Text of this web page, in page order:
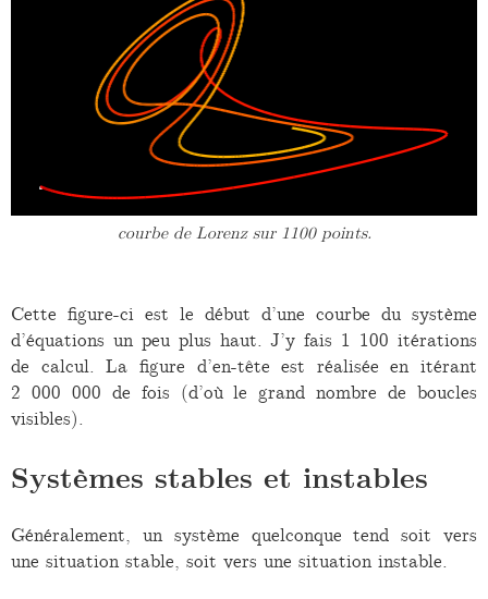
courbe de Lorenz sur 1100 points.
Cette figure-ci est le début d’une courbe du système
d’équations un peu plus haut. J’y fais 1 100 itérations
de calcul. La figure d’en-tête est réalisée en itérant
2 000 000 de fois (d’où le grand nombre de boucles
visibles).
Systèmes stables et instables
Généralement, un système quelconque tend soit vers
une situation stable, soit vers une situation instable.